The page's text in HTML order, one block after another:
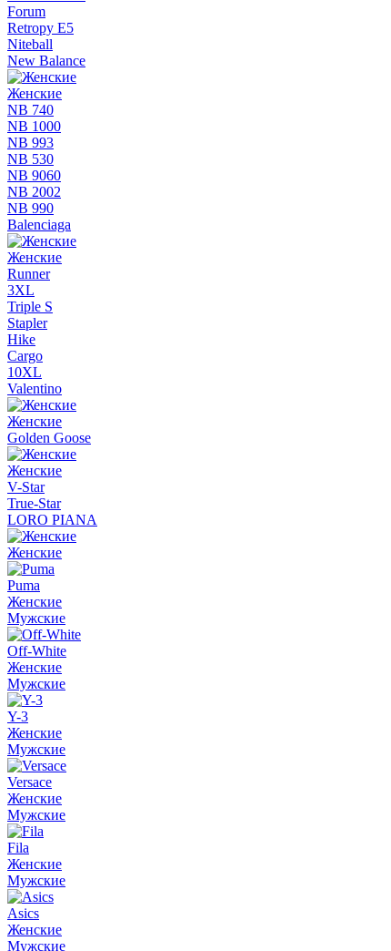
Forum
Retropy E5
Niteball
New Balance
Женские
NB 740
NB 1000
NB 993
NB 530
NB 9060
NB 2002
NB 990
Balenciaga
Женские
Runner
3XL
Triple S
Stapler
Hike
Cargo
10XL
Valentino
Женские
Golden Goose
Женские
V-Star
True-Star
LORO PIANA
Женские
Puma
Женские
Мужские
Off-White
Женские
Мужские
Y-3
Женские
Мужские
Versace
Женские
Мужские
Fila
Женские
Мужские
Asics
Женские
Мужские